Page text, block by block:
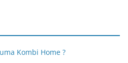
Kombi Home ?